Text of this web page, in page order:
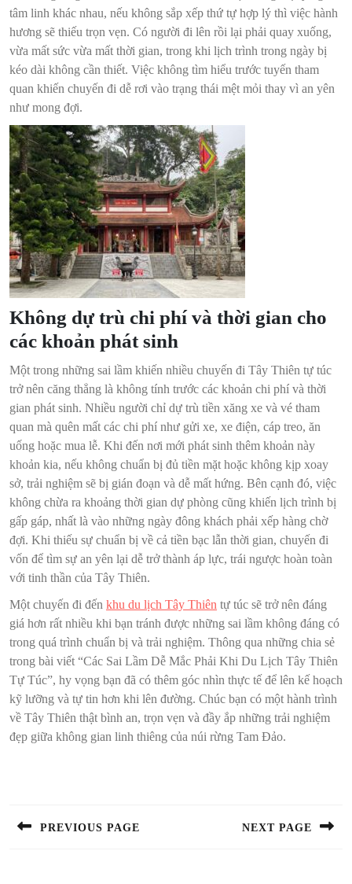
tâm linh khác nhau, nếu không sắp xếp thứ tự hợp lý thì việc hành
hương sẽ thiếu trọn vẹn. Có người đi lên rồi lại phải quay xuống,
vừa mất sức vừa mất thời gian, trong khi lịch trình trong ngày bị
kéo dài không cần thiết. Việc không tìm hiểu trước tuyến tham
quan khiến chuyến đi dễ rơi vào trạng thái mệt mỏi thay vì an yên
như mong đợi.
Không dự trù chi phí và thời gian cho
các khoản phát sinh
Một trong những sai lầm khiến nhiều chuyến đi Tây Thiên tự túc
trở nên căng thẳng là không tính trước các khoản chi phí và thời
gian phát sinh. Nhiều người chỉ dự trù tiền xăng xe và vé tham
quan mà quên mất các chi phí như gửi xe, xe điện, cáp treo, ăn
uống hoặc mua lễ. Khi đến nơi mới phát sinh thêm khoản này
khoản kia, nếu không chuẩn bị đủ tiền mặt hoặc không kịp xoay
sở, trải nghiệm sẽ bị gián đoạn và dễ mất hứng. Bên cạnh đó, việc
không chừa ra khoảng thời gian dự phòng cũng khiến lịch trình bị
gấp gáp, nhất là vào những ngày đông khách phải xếp hàng chờ
đợi. Khi thiếu sự chuẩn bị về cả tiền bạc lẫn thời gian, chuyến đi
vốn để tìm sự an yên lại dễ trở thành áp lực, trái ngược hoàn toàn
với tinh thần của Tây Thiên.
Một chuyến đi đến khu du lịch Tây Thiên tự túc sẽ trở nên đáng
giá hơn rất nhiều khi bạn tránh được những sai lầm không đáng có
trong quá trình chuẩn bị và trải nghiệm. Thông qua những chia sẻ
trong bài viết “Các Sai Lầm Dễ Mắc Phải Khi Du Lịch Tây Thiên
Tự Túc”, hy vọng bạn đã có thêm góc nhìn thực tế để lên kế hoạch
kỹ lưỡng và tự tin hơn khi lên đường. Chúc bạn có một hành trình
về Tây Thiên thật bình an, trọn vẹn và đầy ắp những trải nghiệm
đẹp giữa không gian linh thiêng của núi rừng Tam Đảo.
bài
PREVIOUS PAGE NEXT PAGE